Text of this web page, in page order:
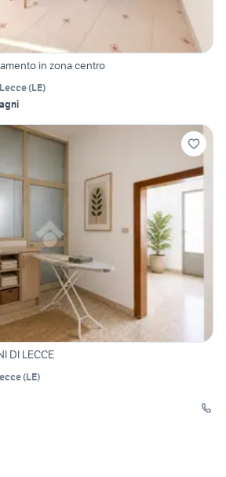
in zona centro
(LE)
DI LECCE
(LE)